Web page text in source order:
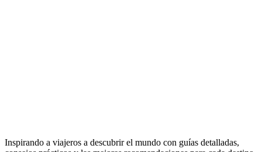
Inspirando a viajeros a descubrir el mundo con guías detalladas,